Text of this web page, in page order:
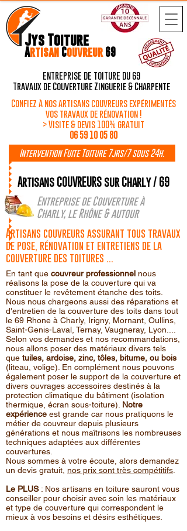
Jys Toiture
Artisan Couvreur 69
ENTREPRISE DE TOITURE DU 69
Travaux de Couverture Zinguerie & Charpente
Confiez à nos artisans couvreurs expérimentés
vos travaux de rénovation !
> Visite & devis 100% gratuit
06 59 10 05 80
Intervention Fuite Toiture 7jrs/7 sous 24h.
Artisans COUVREURS sur Charly / 69
Entreprise de Couverture à
Charly, le Rhône & autour
Artisans couvreurs assurant tous travaux
de pose, rénovation et entretiens de la
couverture des toitures ...
En tant que couvreur professionnel nous
réalisons la pose de la couverture qui va
constituer le revêtement étanche des toits.
Nous nous chargeons aussi des réparations et
d'entretien de la couverture des toits dans tout
le 69 Rhone à Charly, Irigny, Mornant, Oullins,
Saint-Genis-Laval, Ternay, Vaugneray, Lyon....
Selon vos demandes et nos recommandations,
nous allons poser des matériaux divers tels
que tuiles, ardoise, zinc, tôles, bitume, ou bois
(liteau, volige). En complément nous pouvons
également poser le support de la couverture et
divers ouvrages accessoires destinés à la
protection climatique du bâtiment (isolation
thermique, écran sous-toiture). Notre
expérience est grande car nous pratiquons le
métier de couvreur depuis plusieurs
générations et nous maîtrisons les nombreuses
techniques adaptées aux différentes
couvertures.
Nous sommes à votre écoute, alors demandez
un devis gratuit, nos prix sont très compétitifs
Le PLUS: Nos artisans en toiture sauront vous
conseiller pour choisir avec soin les matériaux
et type de couverture qui correspondent le
mieux à vos besoins et désirs esthétiques.